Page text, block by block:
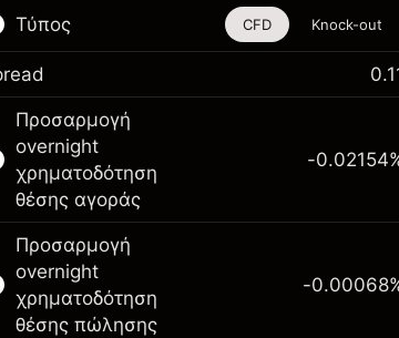
Τύπος
Αυτό το χρηματοοικονομικό εργαλείο είναι
διαθέσιμο για διαπραγμάτευση μέσω CFDs
Knock-outs.
Μάθετε περισσότερα σχετικά με:
CFDs
Knock-outs
CFD Knock-out
Προσαρμογή
overnight
χρηματοδότηση
θέσης αγοράς
-0.02154
Προσαρμογή
overnight
χρηματοδότηση
θέσης πώλησης
-0.00068